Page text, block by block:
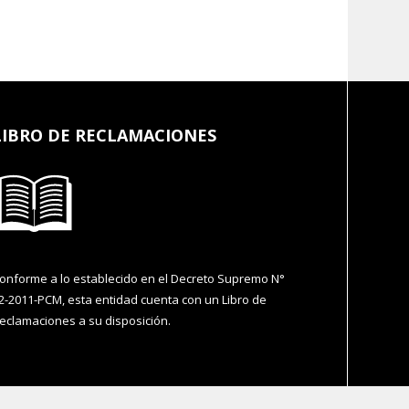
DE RECLAMACIONES
a lo establecido en el Decreto Supremo N°
2011-PCM, esta entidad cuenta con un Libro de
a su disposición.